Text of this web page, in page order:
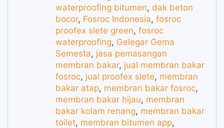
waterproofing bitumen, dak beton
bocor, Fosroc Indonesia, fosroc
proofex slete green, fosroc
waterproofing, Gelegar Gema
Semesta, jasa pemasangan
membran bakar, jual membran bakar
fosroc, jual proofex slete, membran
bakar atap, membran bakar fosroc,
membran bakar hijau, membran
bakar kolam renang, membran bakar
toilet, membran bitumen app,